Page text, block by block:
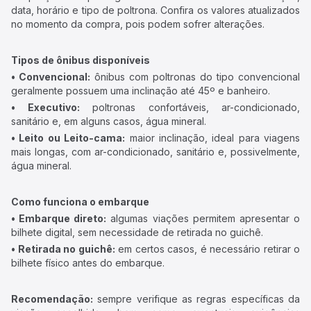
data, horário e tipo de poltrona. Confira os valores atualizados
no momento da compra, pois podem sofrer alterações.
Tipos de ônibus disponíveis
• Convencional: ônibus com poltronas do tipo convencional
geralmente possuem uma inclinação até 45º e banheiro.
• Executivo: poltronas confortáveis, ar-condicionado,
sanitário e, em alguns casos, água mineral.
• Leito ou Leito-cama: maior inclinação, ideal para viagens
mais longas, com ar-condicionado, sanitário e, possivelmente,
água mineral.
Como funciona o embarque
• Embarque direto: algumas viações permitem apresentar o
bilhete digital, sem necessidade de retirada no guichê.
• Retirada no guichê: em certos casos, é necessário retirar o
bilhete físico antes do embarque.
Recomendação: sempre verifique as regras específicas da